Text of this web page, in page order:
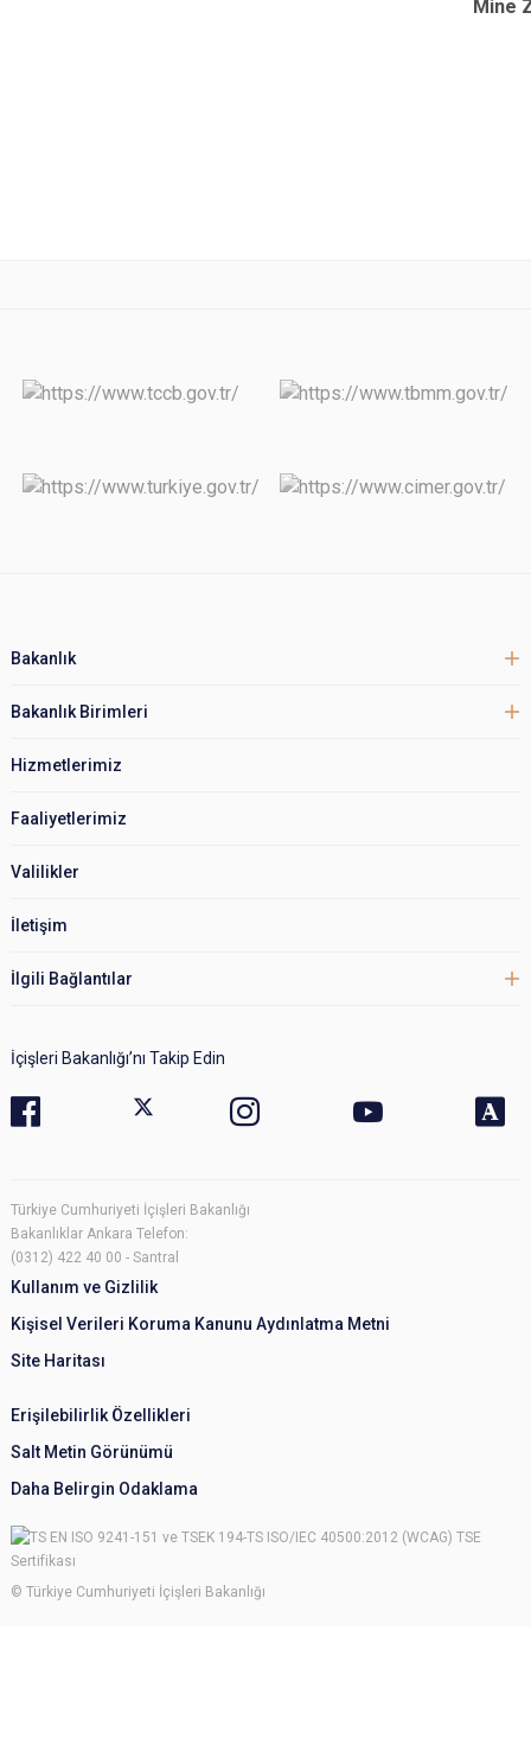
Mine
Bakanlık
Bakanlık Birimleri
Hizmetlerimiz
Faaliyetlerimiz
Valilikler
İletişim
İlgili Bağlantılar
İçişleri Bakanlığı’nı Takip Edin
Türkiye Cumhuriyeti İçişleri Bakanlığı
Bakanlıklar Ankara Telefon:
(0312) 422 40 00 - Santral
Kullanım ve Gizlilik
Kişisel Verileri Koruma Kanunu Aydınlatma Metni
Site Haritası
Erişilebilirlik Özellikleri
Salt Metin Görünümü
Daha Belirgin Odaklama
© Türkiye Cumhuriyeti İçişleri Bakanlığı